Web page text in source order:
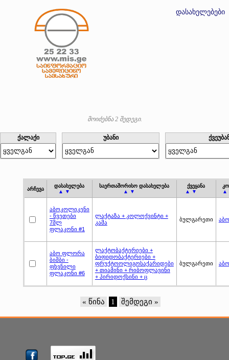
დასახელებები
მოიძებნა 2 შედეგი.
ქალაქი უბანი
არჩევა
დასახელება
▲ ▼
საერთაშორისო დასახელება
▲ ▼
ქვეყანა
▲ ▼
▲
აბოკოლიკენი
- წვეთები
7მლ
ფლაკონი #1
ლაქტაზა + კოლოქვინტი +
კამა
ბულგარეთი
აბო ფლორა
ბიმბი -
ფხვნილი
ფლაკონი #6
ლაქტობაქტერიები +
ბიფიდობაქტერიები +
ფრუქტოოლიგოსაქარიდები
+ თიამინი + რიბოფლავინი
+ პირიდოქსინი + ც
ბულგარეთი
« წინა 1 შემდეგი »